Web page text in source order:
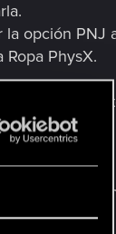
opción PNJ
PhysX.
miraba de
respondía.
del
el